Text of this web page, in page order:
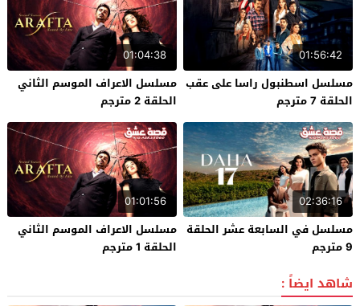
01:56:42
مسلسل اسطنبول راسا على عقب
الحلقة 7 مترجم
01:04:38
مسلسل الاعراف الموسم الثاني
الحلقة 2 مترجم
02:36:16
مسلسل في السابعة عشر الحلقة
9 مترجم
01:01:56
مسلسل الاعراف الموسم الثاني
الحلقة 1 مترجم
شاهد ايضاً :